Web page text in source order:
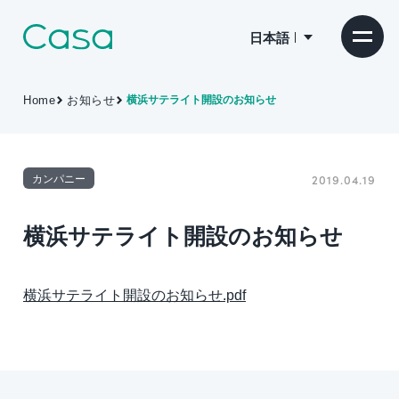
日本語
Home お知らせ 横浜サテライト開設のお知らせ
カンパニー 2019.04.19
横浜サテライト開設のお知らせ
横浜サテライト開設のお知らせ.pdf